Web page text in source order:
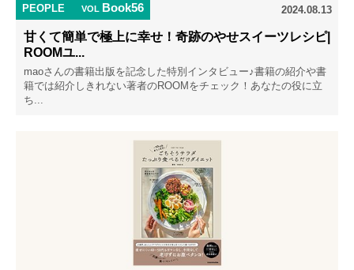
PEOPLE VOL Book56 2024.08.13
甘くて簡単で極上に幸せ！奇跡のやせスイーツレシピ|
ROOMユ...
maoさんの書籍出版を記念した特別インタビュー♪書籍の紹介や書
籍では紹介しきれない著者のROOMをチェック！あなたの役に立
ち...